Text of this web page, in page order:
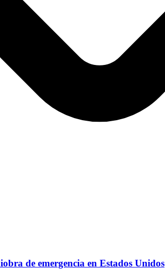
de emergencia en Estados Unidos